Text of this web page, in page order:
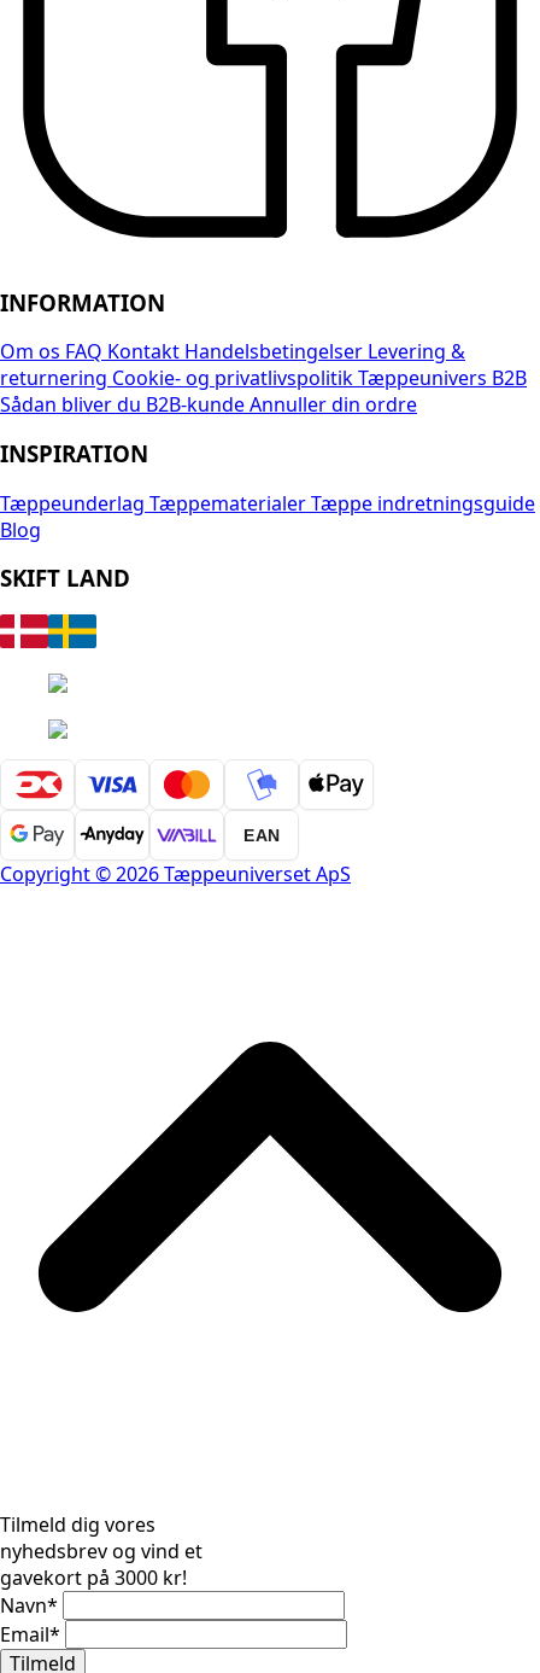
INFORMATION
Om os FAQ Kontakt Handelsbetingelser Levering &
returnering Cookie- og privatlivspolitikTæppeunivers B2B
Sådan bliver du B2B-kundeAnnuller din ordre
INSPIRATION
Tæppeunderlag TæppematerialerTæppe indretningsguide
Blog
SKIFT LAND
EAN
Copyright © 2026 Tæppeuniverset ApS
Tilmeld dig vores
nyhedsbrev og vind et
gavekort på 3000 kr!
Navn*
Email*
Tilmeld